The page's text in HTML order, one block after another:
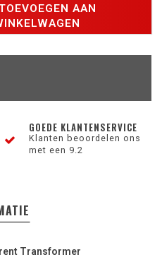
AAN
GOEDE KLANTENSERVICE
Klanten beoordelen ons
met een 9.2
Transformer